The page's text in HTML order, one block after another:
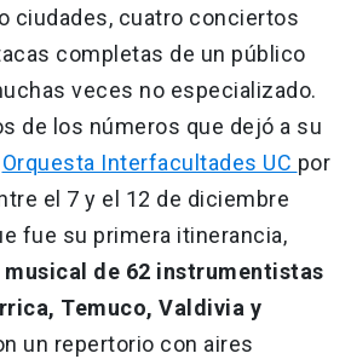
ciudades, cuatro conciertos
completas de un público
veces no especializado.
de los números que dejó a su
Orquesta Interfacultades UC por
el 7 y el 12 de diciembre
fue su primera itinerancia,
de 62 instrumentistas
Temuco, Valdivia y
un repertorio con aires